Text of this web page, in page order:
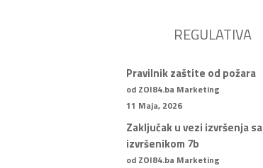
REGULATIVA
Pravilnik zaštite od požara
od ZOI84.ba Marketing
11 Maja, 2026
Zaključak u vezi izvršenja sa
izvršenikom 7b
od ZOI84.ba Marketing